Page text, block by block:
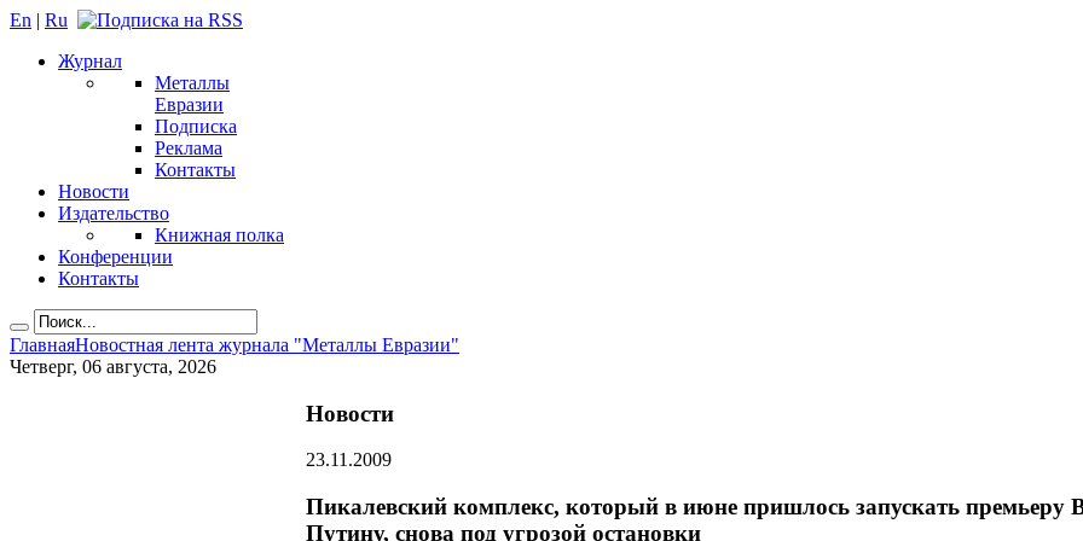
En | Ru
Журнал
Металлы
Евразии
Подписка
Реклама
Контакты
Новости
Издательство
Книжная полка
Конференции
Контакты
ГлавнаяНовостная лента журнала "Металлы Евразии"
Четверг, 06 августа, 2026
Новости
23.11.2009
Пикалевский комплекс, который в июне пришлось запускать премьеру
Путину, снова под угрозой остановки